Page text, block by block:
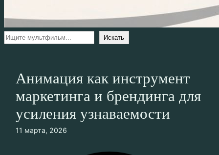
Поиск Искать
Анимация как инструмент
маркетинга и брендинга для
усиления узнаваемости
11 марта, 2026